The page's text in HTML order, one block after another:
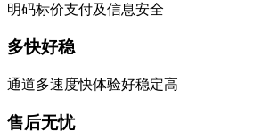
明码标价支付及信息安全
多快好稳
通道多速度快体验好稳定高
售后无忧